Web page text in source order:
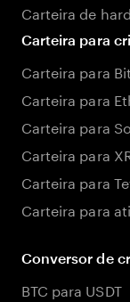
Carteira de
Carteira para
Carteira para
Carteira para
Carteira para
Carteira para
Carteira para
Carteira para
Conversor de
BTC para USDT